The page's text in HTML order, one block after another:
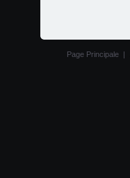
Page Principale |